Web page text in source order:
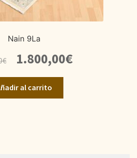
Nain 9La
€
precio
original
era:
2.200,00€.
1.800,00€El
precio
al carrito